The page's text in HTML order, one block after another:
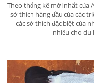
Theo thống kê mới nhất của
sở thích hàng đầu của các
các sở thích đặc biệt của
nhiêu cho du